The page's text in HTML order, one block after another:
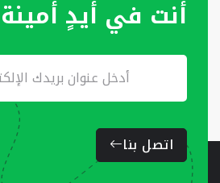
أنت في أيدٍ أمينة
اتصل بنا